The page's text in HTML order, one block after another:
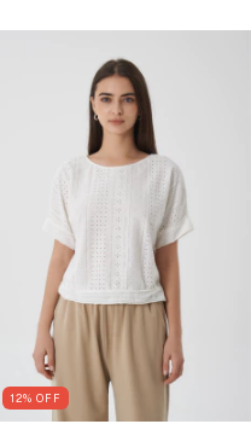
12% OFF